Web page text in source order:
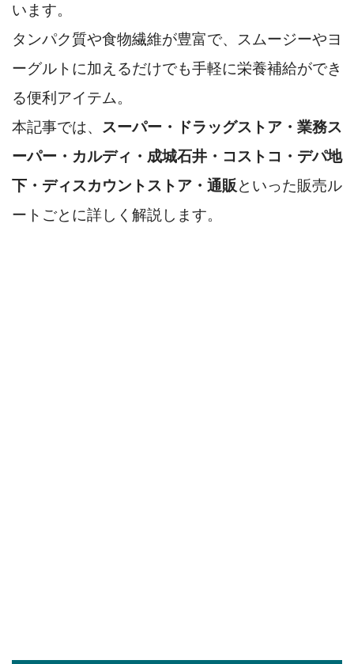
います。
タンパク質や食物繊維が豊富で、スムージーやヨ
ーグルトに加えるだけでも手軽に栄養補給ができ
る便利アイテム。
本記事では、 スーパー・ドラッグストア・業務ス
ーパー・カルディ・成城石井・コストコ・デパ地
下・ディスカウントストア・通販といった販売ル
ートごとに詳しく解説します。